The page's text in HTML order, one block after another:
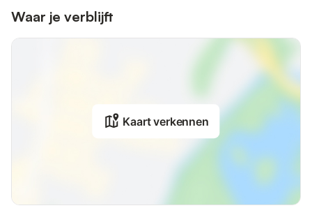
Waar je verblijft
Kaart verkennen